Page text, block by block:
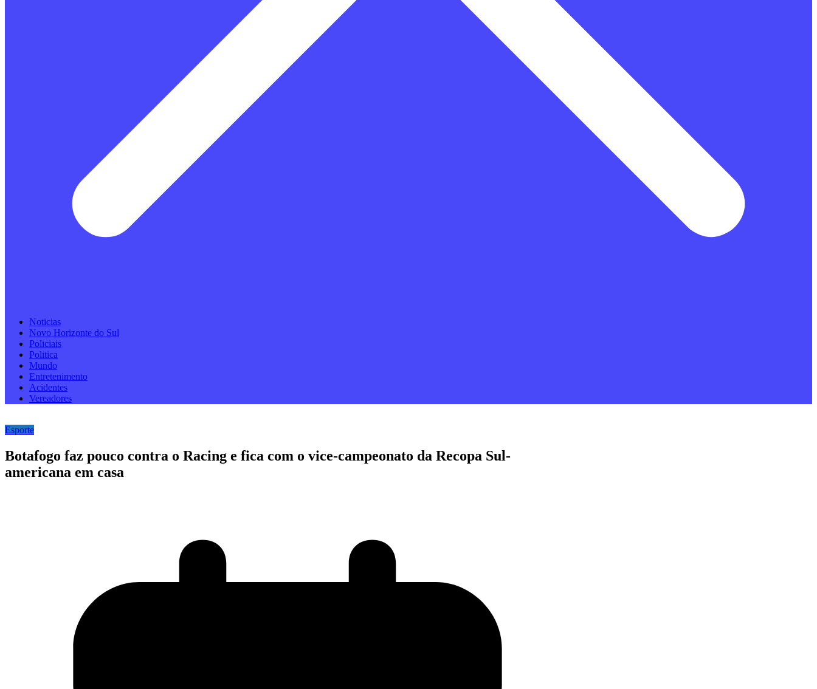
Noticias
Novo Horizonte do Sul
Policiais
Politica
Mundo
Entretenimento
Acidentes
Vereadores
Esporte
Botafogo faz pouco contra o Racing e fica com o vice-campeonato da Recopa Sul-
americana em casa